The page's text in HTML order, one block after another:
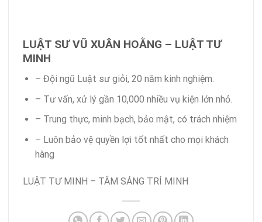
LUẬT SƯ VŨ XUÂN HOẰNG – LUẬT TƯ
MINH
– Đội ngũ Luật sư giỏi, 20 năm kinh nghiệm.
– Tư vấn, xử lý gần 10,000 nhiều vụ kiện lớn nhỏ.
– Trung thực, minh bạch, bảo mật, có trách nhiệm
– Luôn bảo vệ quyền lợi tốt nhất cho mọi khách
hàng
LUẬT TƯ MINH – TÂM SÁNG TRÍ MINH